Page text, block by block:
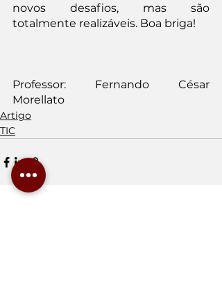
novos desafios, mas são
totalmente realizáveis. Boa briga!
Professor: Fernando César
Morellato
Artigo
TIC